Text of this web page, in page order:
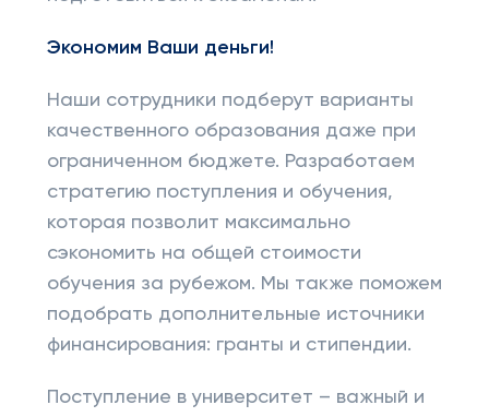
Экономим Ваши деньги!
Наши сотрудники подберут варианты
качественного образования даже при
ограниченном бюджете. Разработаем
стратегию поступления и обучения,
которая позволит максимально
сэкономить на общей стоимости
обучения за рубежом. Мы также поможем
подобрать дополнительные источники
финансирования: гранты и стипендии.
Поступление в университет – важный и